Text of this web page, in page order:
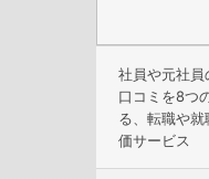
社員や元社
口コミを8つ
る、転職や
価サービス